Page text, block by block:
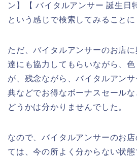
ン】【 バイタルアンサー 誕生日
という感じで検索してみることに
ただ、バイタルアンサーのお店
達にも協力してもらいながら、
が、残念ながら、バイタルアン
典などでお得なボーナスセール
どうかは分かりませんでした。
なので、バイタルアンサーのお
ては、今の所よく分からない状